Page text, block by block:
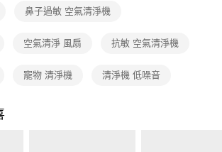
帳單，「大哥付你分期」於每月結算日後寄送繳費提
單後，可選擇「超商條碼／台灣大直營門市／銀行轉
本服務購買商品或服務，並由商店將買賣／分期付款
司後，依約使用本公司帳單繳交帳款。
或地址）提供予台灣大哥大進項蒐集、處理及利用，
鼻子過敏 空氣清淨機
空氣清淨 風扇 抗敏 空氣清淨機
寵物 清淨機 清淨機 低噪音